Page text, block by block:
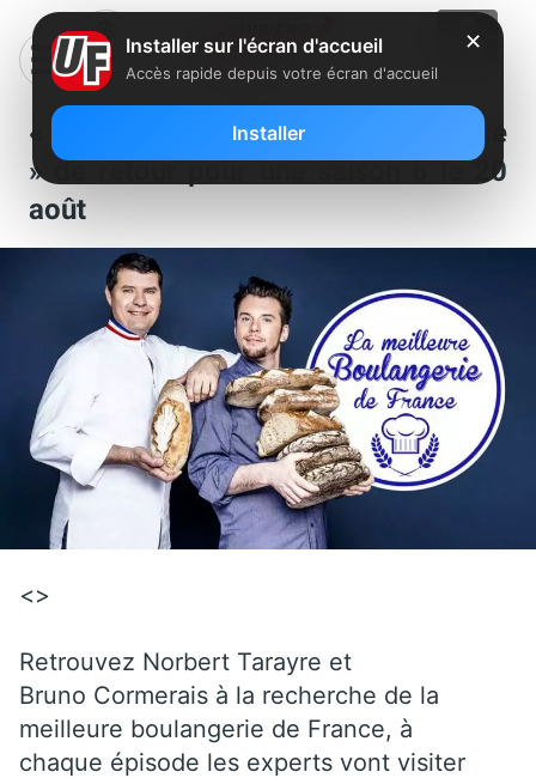
« La meilleure boulangerie de France
» de retour pour une saison 6 le 20
août
<>
Retrouvez Norbert Tarayre et
Bruno Cormerais à la recherche de la
meilleure boulangerie de France, à
chaque épisode les experts vont visiter
✕
Installer sur l'écran d'accueil
Accès rapide depuis votre écran d'accueil
Installer